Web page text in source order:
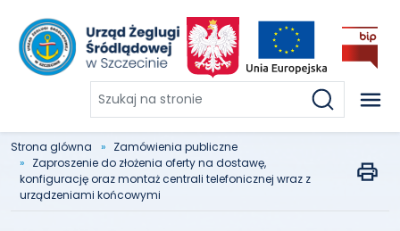
Szukaj
na
stronie
Strona glówna
Zamówienia publiczne
Zaproszenie do złożenia oferty na dostawę,
konfigurację oraz montaż centrali telefonicznej wraz z
urządzeniami końcowymi